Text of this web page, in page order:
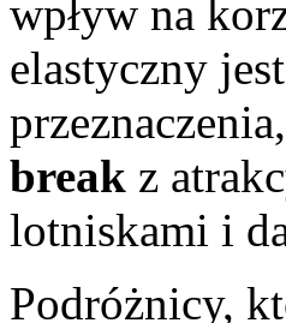
wpływ na
elastyczny
break z
lotniskami i
Podróżnicy,